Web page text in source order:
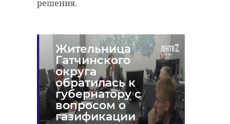
решения.
Жительница
Гатчинского
округа
обратилась к
губернатору с
вопросом о
газификации